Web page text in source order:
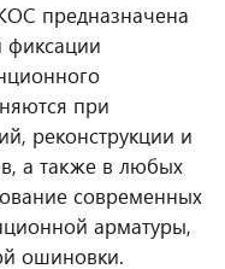
предназначена
фиксации
при
реконструкции и
а также в любых
современных
арматуры,
ошиновки.